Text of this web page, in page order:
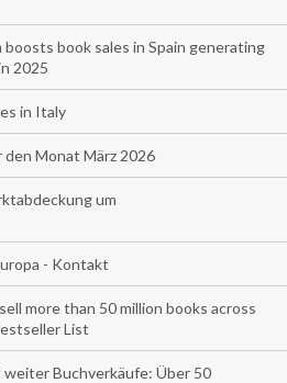
book sales in Spain generating
2025
in Italy
Monat März 2026
um
- Kontakt
more than 50 million books across
List
Buchverkäufe: Über 50